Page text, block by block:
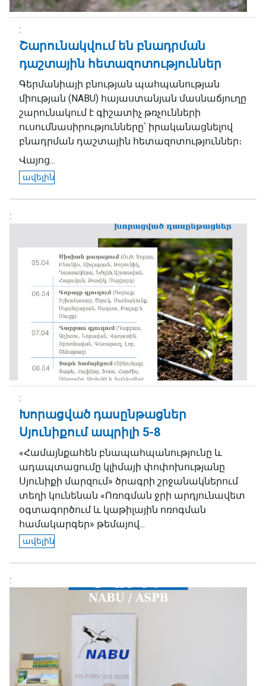
Շարունակվում են բնադրման
դաշտային հետազոտություններ
Գերմանիայի բնության պահպանության
միության (NABU) հայաստանյան մասնաճյուղը
շարունակում է գիշատիչ թռչունների
ուսումնասիրությունները՝ իրականացնելով
բնադրման դաշտային հետազոտություններ։
Վայոց...
ավելին
Խորացված դասընթացներ
Սյունիքում ապրիլի 5-8
«Համայնքահեն բնապահպանությունը և
ադապտացումը կլիմայի փոփոխությանը
Սյունիքի մարզում» ծրագրի շրջանակներում
տեղի կունենան «Ոռոգման ջրի արդյունավետ
օգտագործում և կաթիլային ոռոգման
համակարգեր» թեմայով...
ավելին